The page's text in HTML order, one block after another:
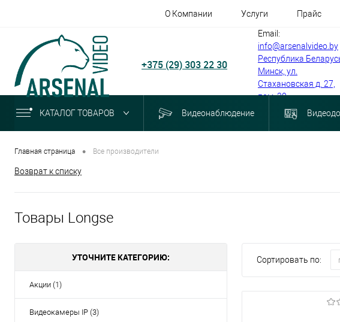
О Компании Услуги Прайс
+375 (29) 303 22 30
Email:
info@arsenalvideo.by
Республика
Минск, ул.
Стахановская д. 27,
пом. 30
КАТАЛОГ ТОВАРОВ Видеонаблюдение
Главная страница • Все производители
Возврат к списку
Товары Longse
УТОЧНИТЕ КАТЕГОРИЮ:
Акции (1)
Видеокамеры IP (3)
Сортировать по: